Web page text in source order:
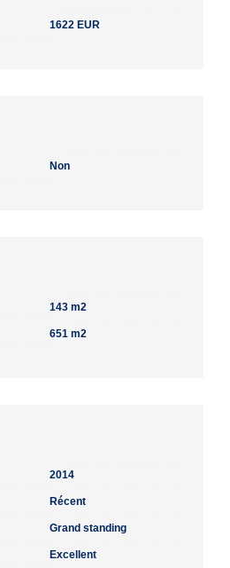
1622 EUR
Non
143 m2
651 m2
2014
Récent
Grand standing
Excellent